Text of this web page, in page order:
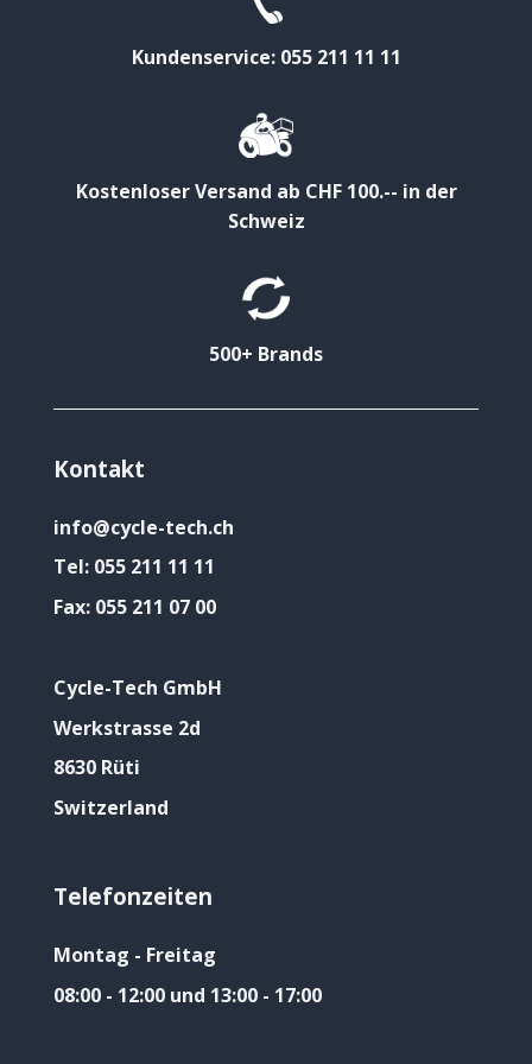
Kundenservice: 055 211 11 11
Kostenloser Versand ab CHF 100.-- in der
Schweiz
500+ Brands
Kontakt
info@cycle-tech.ch
Tel: 055 211 11 11
Fax: 055 211 07 00
Cycle-Tech GmbH
Werkstrasse 2d
8630 Rüti
Switzerland
Telefonzeiten
Montag - Freitag
08:00 - 12:00 und 13:00 - 17:00